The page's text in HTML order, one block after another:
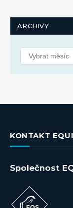
ARCHIVY
Archivy
KONTAKT
Společnost